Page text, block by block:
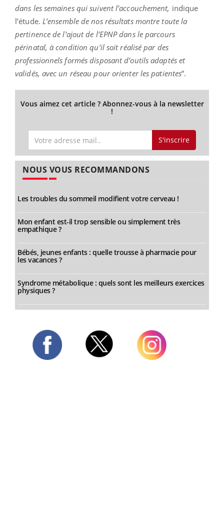
dans les semaines qui suivent l’accouchement, indique
l’étude. L’ensemble de nos résultats montre toute la
pertinence de l’ajout de l’EPNP dans le parcours
périnatal, à condition qu’il soit réalisé par des
professionnels formés disposant d’outils adaptés et
validés, avec un réseau pour orienter les patientes”.
Vous aimez cet article ? Abonnez-vous à la newsletter
!
S'inscrire
NOUS VOUS RECOMMANDONS
Les troubles du sommeil modifient votre cerveau !
Mon enfant est-il trop sensible ou simplement très
empathique ?
Bébés, jeunes enfants : quelle trousse à pharmacie pour
les vacances ?
Syndrome métabolique : quels sont les meilleurs exercices
physiques ?